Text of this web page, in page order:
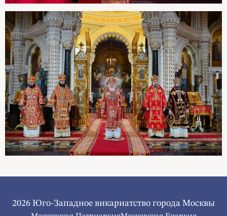
2026 Юго-Западное викариатство города Москвы